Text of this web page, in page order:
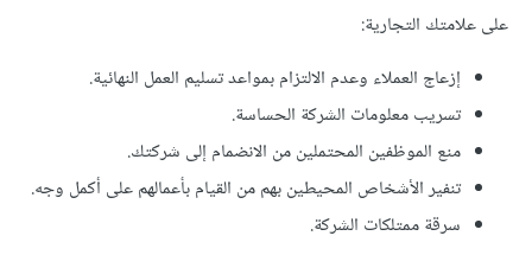
على علامتك التجارية:
إزعاج العملاء وعدم الالتزام بمواعد تسليم العمل النهائية.
تسريب معلومات الشركة الحساسة.
منع الموظفين المحتملين من الانضمام إلى شركتك.
تنفير الأشخاص المحيطين بهم من القيام بأعمالهم على أكمل وجه.
سرقة ممتلكات الشركة.